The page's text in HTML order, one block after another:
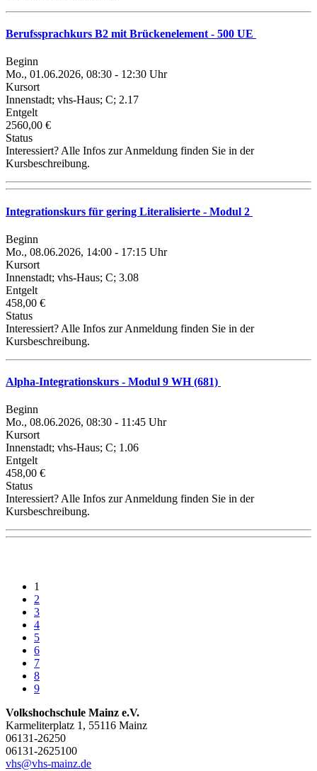
Berufssprachkurs B2 mit Brückenelement - 500 UE
Beginn
Mo., 01.06.2026, 08:30 - 12:30 Uhr
Kursort
Innenstadt; vhs-Haus; C; 2.17
Entgelt
2560,00 €
Status
Interessiert? Alle Infos zur Anmeldung finden Sie in der
Kursbeschreibung.
Integrationskurs für gering Literalisierte - Modul 2
Beginn
Mo., 08.06.2026, 14:00 - 17:15 Uhr
Kursort
Innenstadt; vhs-Haus; C; 3.08
Entgelt
458,00 €
Status
Interessiert? Alle Infos zur Anmeldung finden Sie in der
Kursbeschreibung.
Alpha-Integrationskurs - Modul 9 WH (681)
Beginn
Mo., 08.06.2026, 08:30 - 11:45 Uhr
Kursort
Innenstadt; vhs-Haus; C; 1.06
Entgelt
458,00 €
Status
Interessiert? Alle Infos zur Anmeldung finden Sie in der
Kursbeschreibung.
1
2
3
4
5
6
7
8
9
Volkshochschule Mainz e.V.
Karmeliterplatz 1, 55116 Mainz
06131-26250
06131-2625100
vhs@vhs-mainz.de